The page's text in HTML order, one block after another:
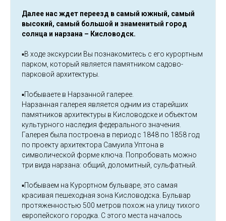
Далее нас ждет переезд в самый южный, самый
высокий, самый большой и знаменитый город
солнца и нарзана – Кисловодск.
▪️В ходе экскурсии Вы познакомитесь с его курортным
парком, который является памятником садово-
парковой архитектуры.
▪️Побываете в Нарзанной галерее.
Нарзанная галерея является одним из старейших
памятников архитектуры в Кисловодске и объектом
культурного наследия федерального значения.
Галерея была построена в период с 1848 по 1858 год
по проекту архитектора Самуила Уптона в
символической форме ключа. Попробовать можно
три вида нарзана: общий, доломитный, сульфатный.
▪️Побываем на Курортном бульваре, это самая
красивая пешеходная зона Кисловодска. Бульвар
протяженностью 500 метров похож на улицу тихого
европейского городка. С этого места началось